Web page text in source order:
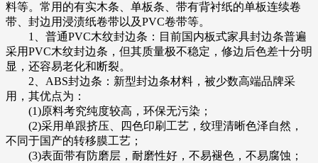
料等。常用的有实木条、单板条、带有背衬纸的单板连续卷
带、封边用浸渍纸卷带以及PVC卷带等。
1、普通PVC木纹封边条：目前国内板式家具封边条普遍
采用PVC木纹封边条，但其质量极不稳定，修边后色差十分明
显，还容易老化和断裂。
2、ABS封边条：新型封边条材料，被少数高端品牌采
用，其优点为：
(1)原料考究纯度较高，环保无污染；
(2)采用单跟挤压、四色印刷工艺，纹理清晰色泽自然，
不同于国产的转移膜工艺；
(3)表面带有防磨层，耐磨性好，不易褪色，不易腐蚀；